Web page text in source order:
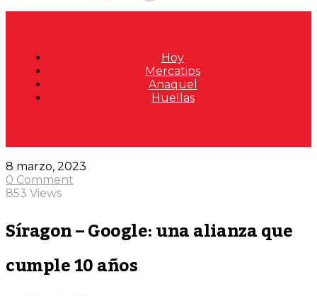
Hoy
Mercatips
Anaquel
Huellas
8 marzo, 2023
0 Comment
853 Views
Síragon – Google: una alianza que
cumple 10 años